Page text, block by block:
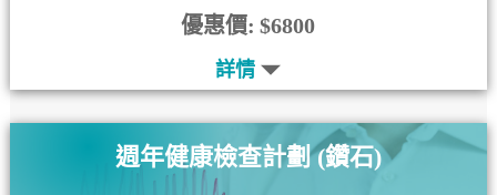
優惠價: $6800
詳情
週年健康檢查計劃 (鑽石)